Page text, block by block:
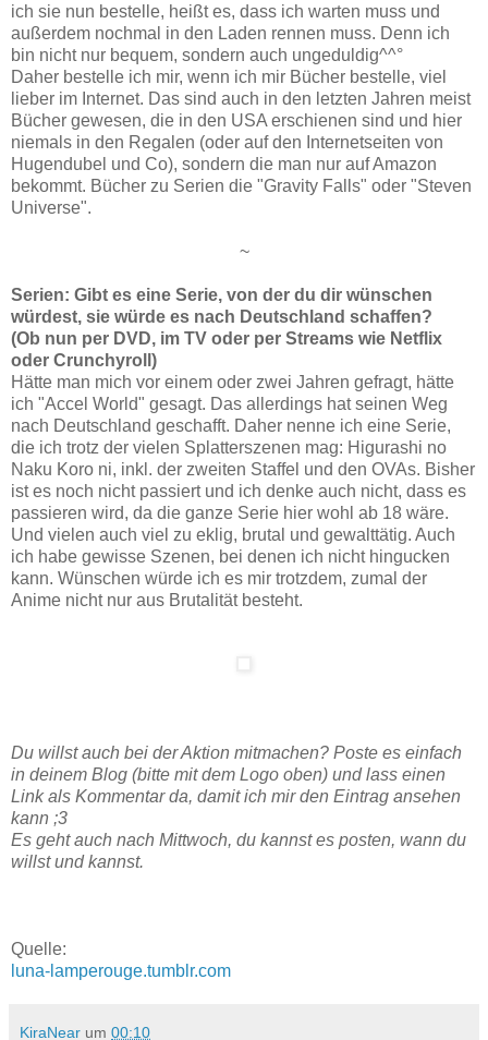
ich sie nun bestelle, heißt es, dass ich warten muss und
außerdem nochmal in den Laden rennen muss. Denn ich
bin nicht nur bequem, sondern auch ungeduldig^^°
Daher bestelle ich mir, wenn ich mir Bücher bestelle, viel
lieber im Internet. Das sind auch in den letzten Jahren meist
Bücher gewesen, die in den USA erschienen sind und hier
niemals in den Regalen (oder auf den Internetseiten von
Hugendubel und Co), sondern die man nur auf Amazon
bekommt. Bücher zu Serien die "Gravity Falls" oder "Steven
Universe".
~
Serien: Gibt es eine Serie, von der du dir wünschen
würdest, sie würde es nach Deutschland schaffen?
(Ob nun per DVD, im TV oder per Streams wie Netflix
oder Crunchyroll)
Hätte man mich vor einem oder zwei Jahren gefragt, hätte
ich "Accel World" gesagt. Das allerdings hat seinen Weg
nach Deutschland geschafft. Daher nenne ich eine Serie,
die ich trotz der vielen Splatterszenen mag: Higurashi no
Naku Koro ni, inkl. der zweiten Staffel und den OVAs. Bisher
ist es noch nicht passiert und ich denke auch nicht, dass es
passieren wird, da die ganze Serie hier wohl ab 18 wäre.
Und vielen auch viel zu eklig, brutal und gewalttätig. Auch
ich habe gewisse Szenen, bei denen ich nicht hingucken
kann. Wünschen würde ich es mir trotzdem, zumal der
Anime nicht nur aus Brutalität besteht.
Du willst auch bei der Aktion mitmachen? Poste es einfach
in deinem Blog (bitte mit dem Logo oben) und lass einen
Link als Kommentar da, damit ich mir den Eintrag ansehen
kann ;3
Es geht auch nach Mittwoch, du kannst es posten, wann du
willst und kannst.
Quelle:
luna-lamperouge.tumblr.com
KiraNear um 00:10